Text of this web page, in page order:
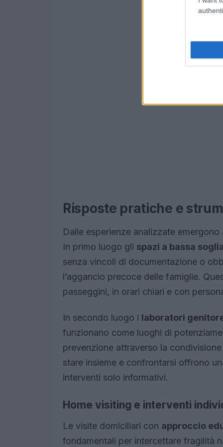
Risposte pratiche e
Dalle esperienze analizzate
In primo luogo gli spazi a bassa
senza vincoli di documentazione o
l’aggancio precoce delle famiglie.
passeggini, in orari chiari e con
In secondo luogo i laboratori
funzionano come luoghi di
prevenzione attraverso la
stare insieme e confrontarsi offrono
interventi solo informativi.
Home visiting e interventi
Le visite domiciliari con approccio
fondamentali per intercettare fragilità